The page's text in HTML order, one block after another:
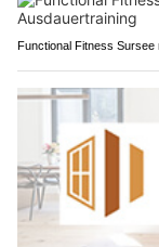
Functional Fitness Sursee